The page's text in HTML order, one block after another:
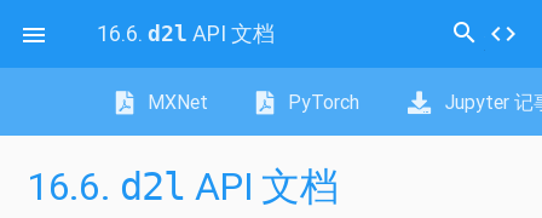
 16.6. d2l API 文档 search code
MXNet PyTorch Jupyter 记
16.6. d2l API 文档